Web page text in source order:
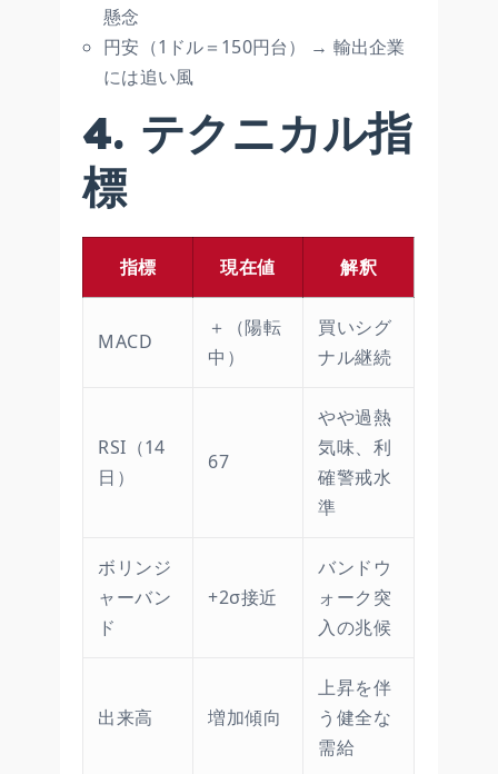
懸念
円安（1ドル＝150円台） → 輸出企業
には追い風
4. テクニカル指
標
指標 現在値 解釈
MACD
＋（陽転
中）
買いシグ
ナル継続
RSI（14
日）
67
やや過熱
気味、利
確警戒水
準
ボリンジ
ャーバン
ド
+2σ接近
バンドウ
ォーク突
入の兆候
出来高 増加傾向
上昇を伴
う健全な
需給